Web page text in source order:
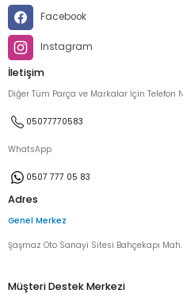
Facebook
Instagram
İletişim
Diğer Tüm Parça ve Markalar İçin Telefon
05077770583
WhatsApp
0507 777 05 83
Adres
Genel Merkez
Şaşmaz Oto Sanayi Sitesi Bahçekapı
Müşteri Destek Merkezi